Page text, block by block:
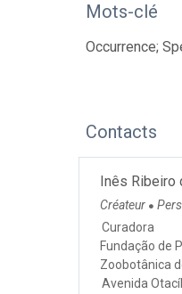
Mots-clé
Occurrence;
Contacts
Inês Ribeiro
Créateur ●
Curadora
Fundação de
Zoobotânica
Avenida